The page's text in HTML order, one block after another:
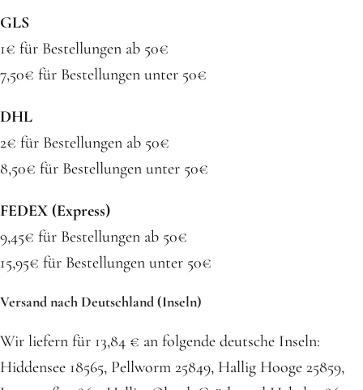
GLS
1€ für Bestellungen ab 50€
7,50€ für Bestellungen unter 50€
DHL
2€ für Bestellungen ab 50€
8,50€ für Bestellungen unter 50€
FEDEX (Express)
9,45€ für Bestellungen ab 50€
15,95€ für Bestellungen unter 50€
Versand nach Deutschland (Inseln)
Wir liefern für 13,84 € an folgende deutsche Inseln:
Hiddensee 18565, Pellworm 25849, Hallig Hooge 25859,